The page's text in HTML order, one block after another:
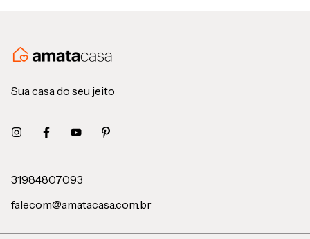
Sua casa do seu jeito
31984807093
falecom@amatacasa.com.br